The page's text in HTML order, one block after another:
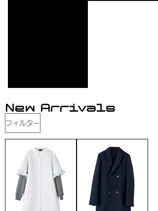
New Arrivals
フィルター